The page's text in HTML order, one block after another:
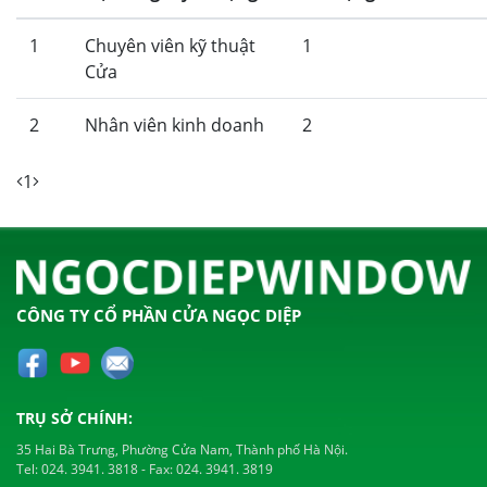
1
Chuyên viên kỹ thuật
Cửa
1
2 Nhân viên kinh doanh 2
1
CÔNG TY CỔ PHẦN CỬA NGỌC DIỆP
TRỤ SỞ CHÍNH:
35 Hai Bà Trưng, Phường Cửa Nam, Thành phố Hà Nội.
Tel:024. 3941. 3818- Fax:024. 3941. 3819